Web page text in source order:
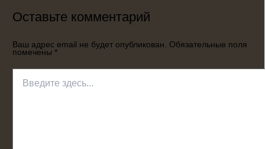
Оставьте комментарий
Ваш адрес email не будет опубликован. Обязательные поля
помечены *
здесь...